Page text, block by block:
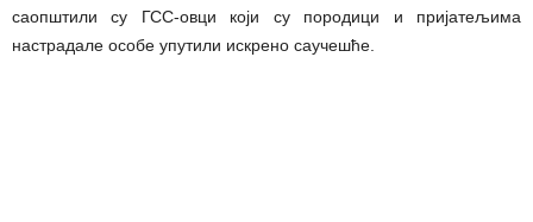
саопштили су ГСС-овци који су породици и пријатељима
настрадале особе упутили искрено саучешће.